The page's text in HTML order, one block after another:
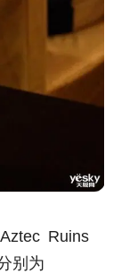
Ruins
别为